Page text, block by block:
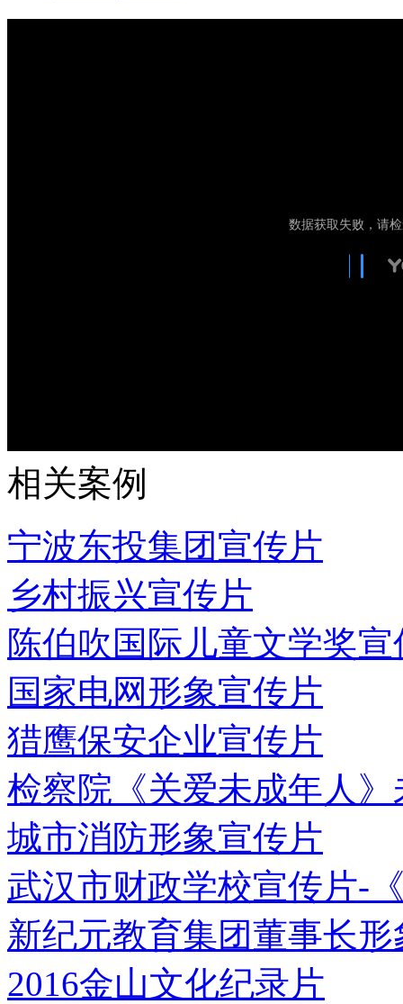
相关案例
宁波东投集团宣传片
乡村振兴宣传片
陈伯吹国际儿童文学奖
国家电网形象宣传片
猎鹰保安企业宣传片
检察院《关爱未成年人》
城市消防形象宣传片
武汉市财政学校宣传片-
新纪元教育集团董事长形
2016金山文化纪录片